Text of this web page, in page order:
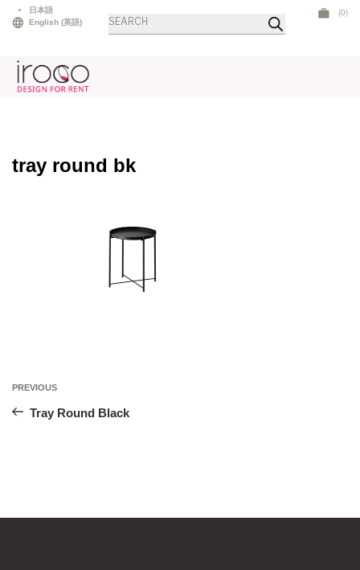
日本語
English (英語)
Products
search
(0)
tray round bk
投
稿
ゲ
Previous
PREVIOUS
Tray Round Black